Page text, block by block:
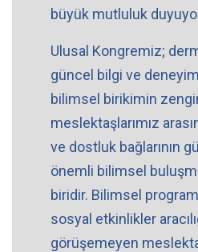
büyük mutluluk
Ulusal Kongremiz;
güncel bilgi ve
bilimsel birikimin
meslektaşlarımız
ve dostluk bağlarının
önemli bilimsel
biridir. Bilimsel
sosyal etkinlikler
görüşemeyen